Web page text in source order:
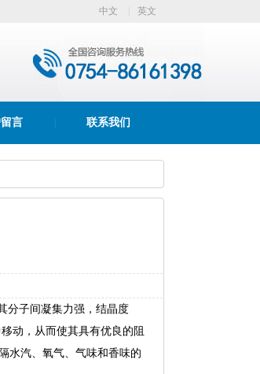
中文 英文
言 联系我们
分子间凝集力强，结晶度
动，从而使其具有优良的阻
水汽、氧气、气味和香味的